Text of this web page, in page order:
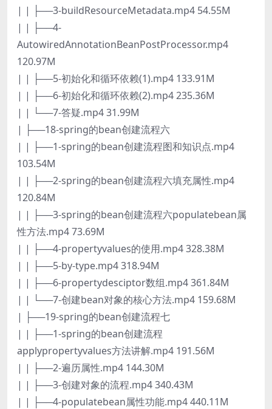
| | ├──3-buildResourceMetadata.mp4 54.55M
| | ├──4-
AutowiredAnnotationBeanPostProcessor.mp4
120.97M
| | ├──5-初始化和循环依赖(1).mp4 133.91M
| | ├──6-初始化和循环依赖(2).mp4 235.36M
| | └──7-答疑.mp4 31.99M
| ├──18-spring的bean创建流程六
| | ├──1-spring的bean创建流程图和知识点.mp4
103.54M
| | ├──2-spring的bean创建流程六填充属性.mp4
120.84M
| | ├──3-spring的bean创建流程六populatebean属
性方法.mp4 73.69M
| | ├──4-propertyvalues的使用.mp4 328.38M
| | ├──5-by-type.mp4 318.94M
| | ├──6-propertydesciptor数组.mp4 361.84M
| | └──7-创建bean对象的核心方法.mp4 159.68M
| ├──19-spring的bean创建流程七
| | ├──1-spring的bean创建流程
applypropertyvalues方法讲解.mp4 191.56M
| | ├──2-遍历属性.mp4 144.30M
| | ├──3-创建对象的流程.mp4 340.43M
| | ├──4-populatebean属性功能.mp4 440.11M